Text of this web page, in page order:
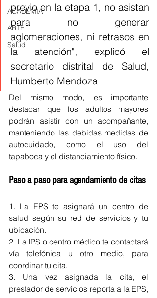
ACADEMIA
ARTE
Salud
previo en la etapa 1, no asistan
para no generar
aglomeraciones, ni retrasos en
la atención", explicó el
secretario distrital de Salud,
Humberto Mendoza
Del mismo modo, es importante
destacar que los adultos mayores
podrán asistir con un acompañante,
manteniendo las debidas medidas de
autocuidado, como el uso del
tapaboca y el distanciamiento físico.
Paso a paso para agendamiento de citas
1. La EPS te asignará un centro de
salud según su red de servicios y tu
ubicación.
2. La IPS o centro médico te contactará
vía telefónica u otro medio, para
coordinar tu cita.
3. Una vez asignada la cita, el
prestador de servicios reporta a la EPS,